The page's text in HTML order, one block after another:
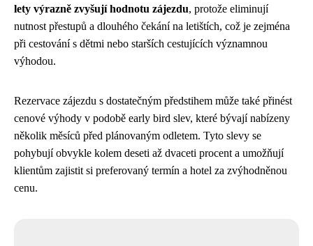
lety výrazně zvyšují hodnotu zájezdu, protože eliminují
nutnost přestupů a dlouhého čekání na letištích, což je zejména
při cestování s dětmi nebo starších cestujících významnou
výhodou.
Rezervace zájezdu s dostatečným předstihem může také přinést
cenové výhody v podobě early bird slev, které bývají nabízeny
několik měsíců před plánovaným odletem. Tyto slevy se
pohybují obvykle kolem deseti až dvaceti procent a umožňují
klientům zajistit si preferovaný termín a hotel za zvýhodněnou
cenu.